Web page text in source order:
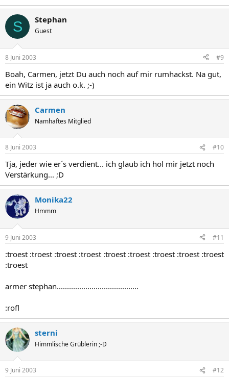
S Stephan
Guest
8 Juni 2003 #9
Boah, Carmen, jetzt Du auch noch auf mir rumhackst. Na gut,
ein Witz ist ja auch o.k. ;-)
Carmen
Namhaftes Mitglied
8 Juni 2003 #10
Tja, jeder wie er´s verdient... ich glaub ich hol mir jetzt noch
Verstärkung... ;D
Monika22
Hmmm
9 Juni 2003 #11
:troest :troest :troest :troest :troest :troest :troest :troest :troest
:troest
armer stephan........................................
:rofl
sterni
Himmlische Grüblerin ;-D
9 Juni 2003 #12